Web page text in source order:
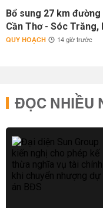
Bổ sung 27 km
Cần Thơ - Sóc
QUY HOẠCH 14 giờ trước
ĐỌC NHIỀU